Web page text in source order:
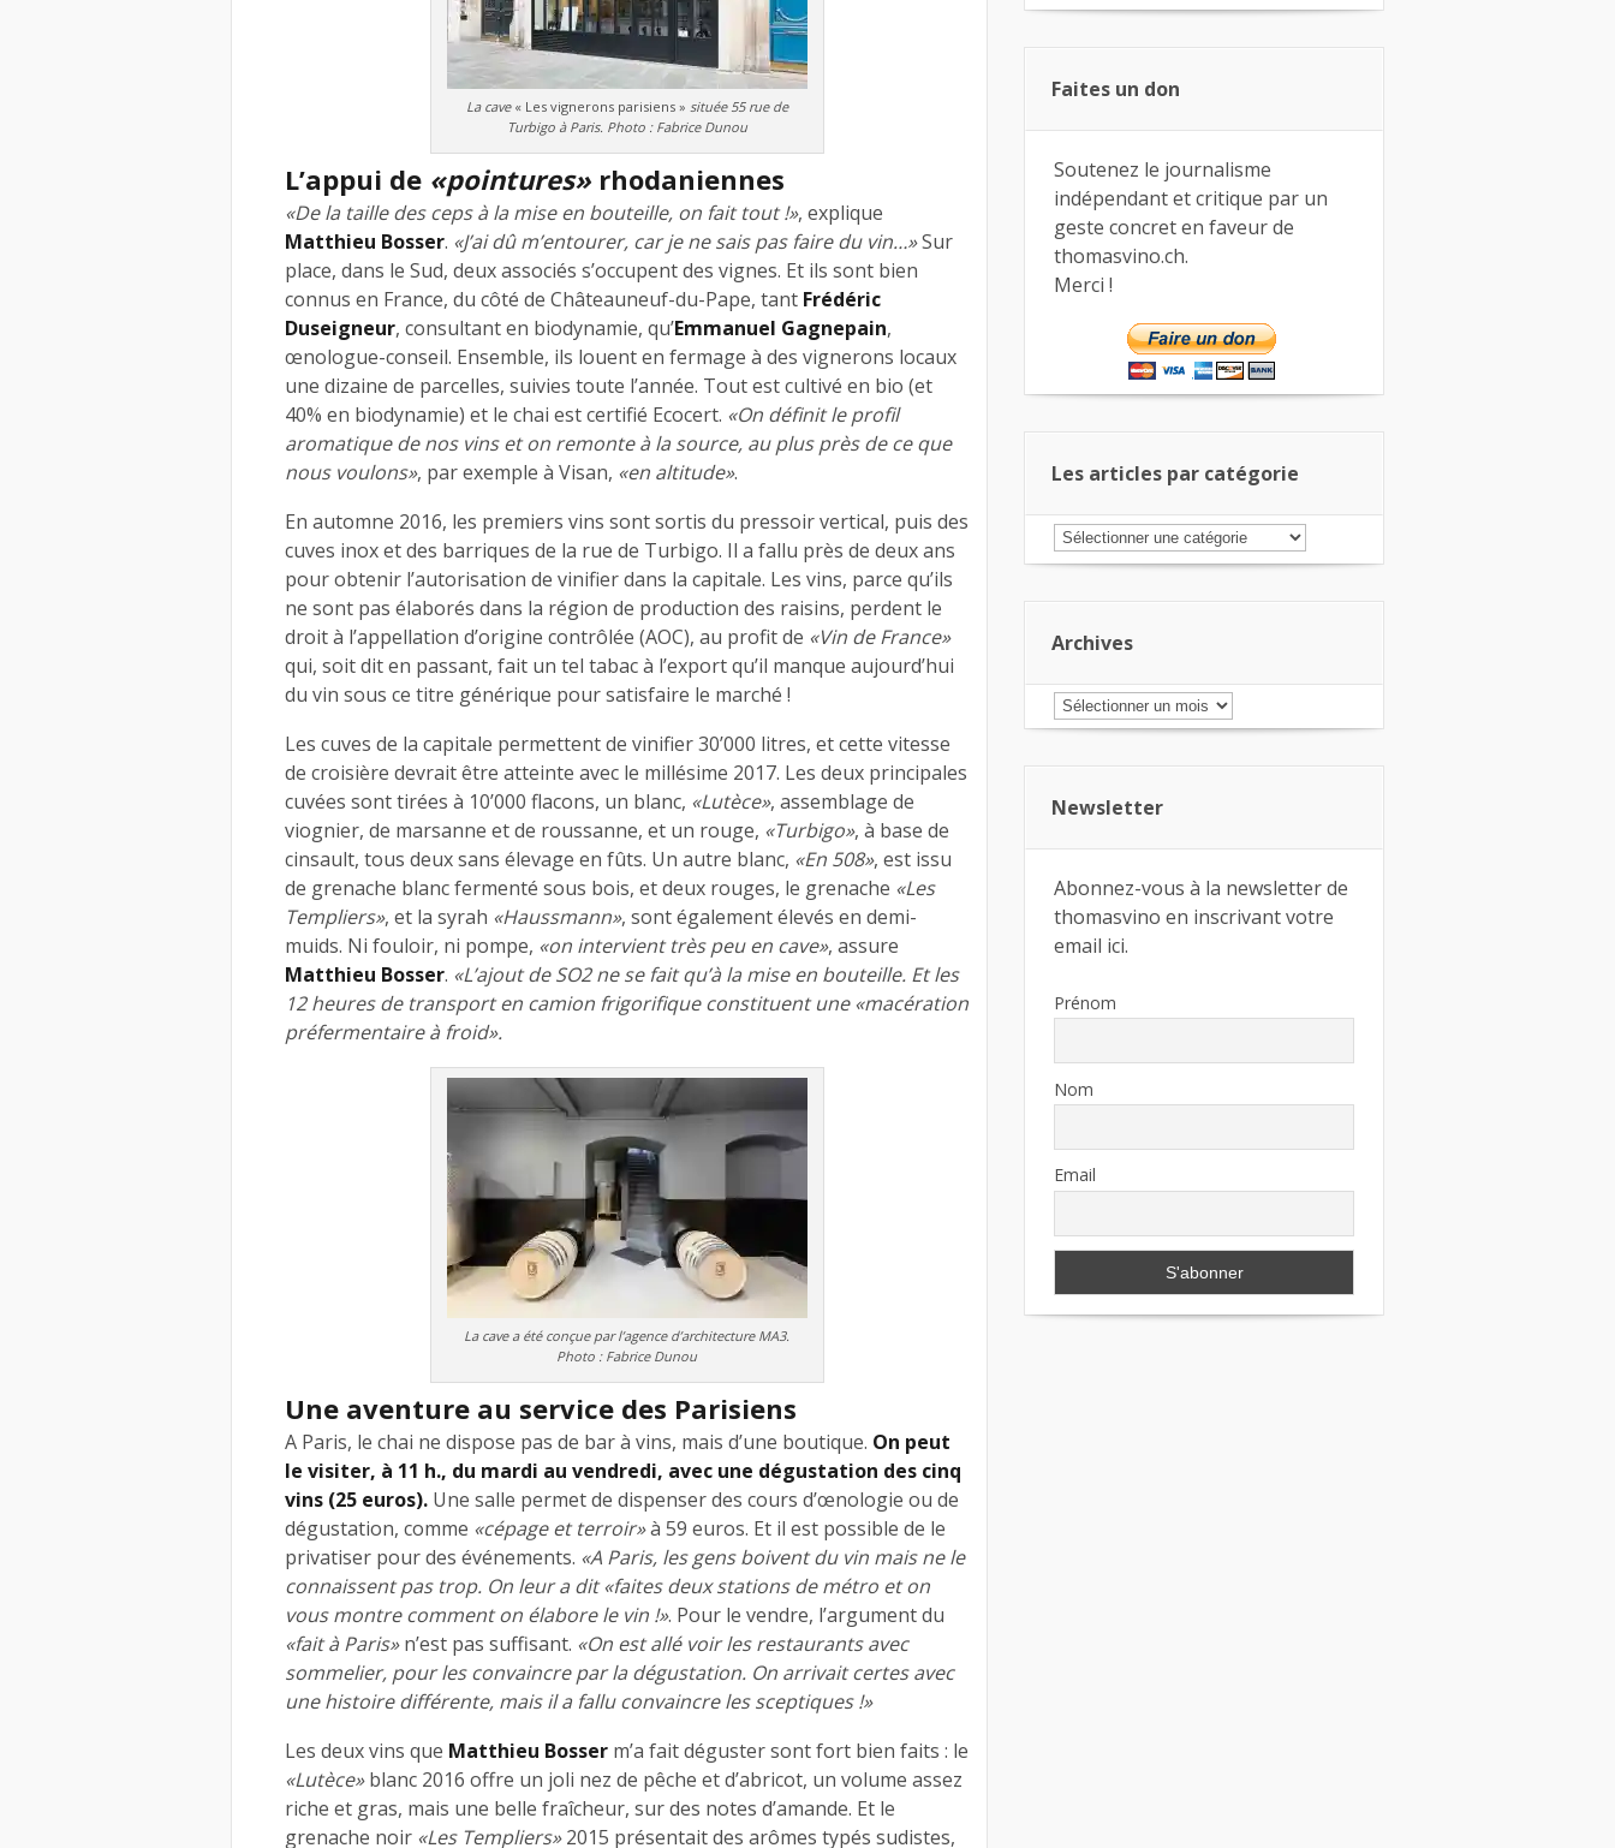
La cave « Les vignerons parisiens » située 55 rue de
Turbigo à Paris. Photo : Fabrice Dunou
L’appui de «pointures» rhodaniennes
«De la taille des ceps à la mise en bouteille, on fait tout !», explique
Matthieu Bosser. «J’ai dû m’entourer, car je ne sais pas faire du vin…»Sur
place, dans le Sud, deux associés s’occupent des vignes. Et ils sont bien
connus en France, du côté de Châteauneuf-du-Pape, tant Frédéric
Duseigneur, consultant en biodynamie, qu’Emmanuel Gagnepain,
œnologue-conseil. Ensemble, ils louent en fermage à des vignerons locaux
une dizaine de parcelles, suivies toute l’année. Tout est cultivé en bio (et
40% en biodynamie) et le chai est certifié Ecocert. «On définit le profil
aromatique de nos vins et on remonte à la source, au plus près de ce que
nous voulons», par exemple à Visan, «en altitude».
En automne 2016, les premiers vins sont sortis du pressoir vertical, puis des
cuves inox et des barriques de la rue de Turbigo. Il a fallu près de deux ans
pour obtenir l’autorisation de vinifier dans la capitale. Les vins, parce qu’ils
ne sont pas élaborés dans la région de production des raisins, perdent le
droit à l’appellation d’origine contrôlée (AOC), au profit de «Vin de France»
qui, soit dit en passant, fait un tel tabac à l’export qu’il manque aujourd’hui
du vin sous ce titre générique pour satisfaire le marché !
Les cuves de la capitale permettent de vinifier 30’000 litres, et cette vitesse
de croisière devrait être atteinte avec le millésime 2017. Les deux principales
cuvées sont tirées à 10’000 flacons, un blanc, «Lutèce», assemblage de
viognier, de marsanne et de roussanne, et un rouge, «Turbigo», à base de
cinsault, tous deux sans élevage en fûts. Un autre blanc, «En 508», est issu
de grenache blanc fermenté sous bois, et deux rouges, le grenache «Les
Templiers», et la syrah «Haussmann», sont également élevés en demi-
muids. Ni fouloir, ni pompe, «on intervient très peu en cave», assure
Matthieu Bosser. «L’ajout de SO2 ne se fait qu’à la mise en bouteille. Et les
12 heures de transport en camion frigorifique constituent une «macération
préfermentaire à froid».
La cave a été conçue par l’agence d’architecture MA3.
Photo : Fabrice Dunou
Une aventure au service des Parisiens
A Paris, le chai ne dispose pas de bar à vins, mais d’une boutique. On peut
le visiter, à 11 h., du mardi au vendredi, avec une dégustation des cinq
vins (25 euros). Une salle permet de dispenser des cours d’œnologie ou de
dégustation, comme «cépage et terroir»à 59 euros. Et il est possible de le
privatiser pour des événements. «A Paris, les gens boivent du vin mais ne le
connaissent pas trop. On leur a dit «faites deux stations de métro et on
vous montre comment on élabore le vin !». Pour le vendre, l’argument du
«fait à Paris»n’est pas suffisant. «On est allé voir les restaurants avec
sommelier, pour les convaincre par la dégustation. On arrivait certes avec
une histoire différente, mais il a fallu convaincre les sceptiques !»
Les deux vins que Matthieu Bosser m’a fait déguster sont fort bien faits : le
«Lutèce»blanc 2016 offre un joli nez de pêche et d’abricot, un volume assez
riche et gras, mais une belle fraîcheur, sur des notes d’amande. Et le
grenache noir «Les Templiers»2015 présentait des arômes typés sudistes,
Faites un don
Soutenez le journalisme
indépendant et critique par un
geste concret en faveur de
thomasvino.ch.
Merci !
Les articles par catégorie
Les
articles
Archives
Archives
Newsletter
Abonnez-vous à la newsletter de
thomasvino en inscrivant votre
email ici.
Prénom
Nom
Email